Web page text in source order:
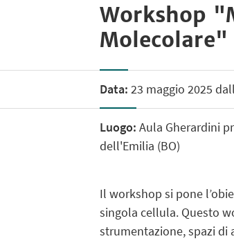
Workshop
Molecolare"
Data: 23 maggio 2025
Luogo: Aula Gherardini
dell'Emilia (BO)
Il workshop si pone
singola cellula. Questo
strumentazione, spazi di